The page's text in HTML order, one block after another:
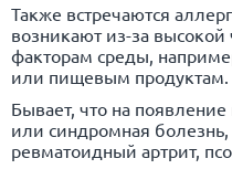
Также встречаются
возникают из-за высокой
факторам среды,
или пищевым продуктам.
Бывает, что на
или синдромная
ревматоидный артрит,